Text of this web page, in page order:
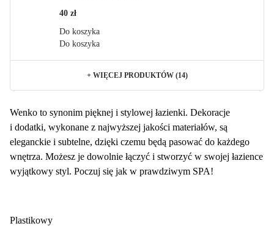
40 zł
Do koszyka
Do koszyka
+ WIĘCEJ PRODUKTÓW (14)
Wenko to synonim pięknej i stylowej łazienki. Dekoracje
i dodatki, wykonane z najwyższej jakości materiałów, są
eleganckie i subtelne, dzięki czemu będą pasować do każdego
wnętrza. Możesz je dowolnie łączyć i stworzyć w swojej łazience
wyjątkowy styl. Poczuj się jak w prawdziwym SPA!
Plastikowy